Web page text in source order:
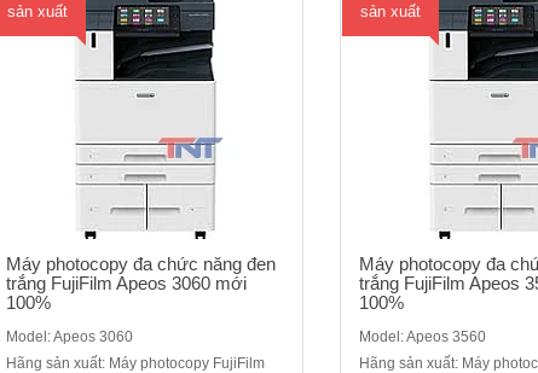
sản xuất
Máy photocopy đa chức năng đen
trắng FujiFilm Apeos 3060 mới
100%
Model: Apeos 3060
Hãng sản xuất: Máy photocopy FujiFilm
sản xuất
Máy photocopy đa
trắng FujiFilm Apeos
100%
Model: Apeos 3560
Hãng sản xuất: Máy